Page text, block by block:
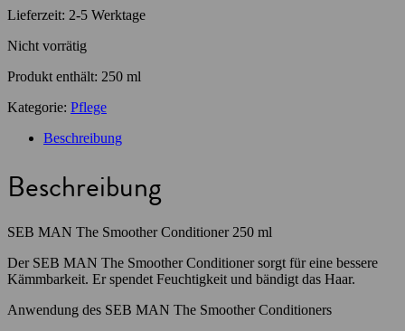
Lieferzeit: 2-5 Werktage
Nicht vorrätig
Produkt enthält: 250 ml
Kategorie: Pflege
Beschreibung
Beschreibung
SEB MAN The Smoother Conditioner 250 ml
Der SEB MAN The Smoother Conditioner sorgt für eine bessere
Kämmbarkeit. Er spendet Feuchtigkeit und bändigt das Haar.
Anwendung des SEB MAN The Smoother Conditioners